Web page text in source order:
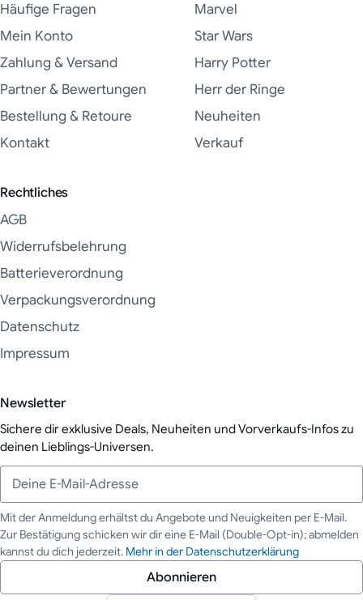
Häufige Fragen
Mein Konto
Zahlung & Versand
Partner & Bewertungen
Bestellung & Retoure
Kontakt
Marvel
Star Wars
Harry Potter
Herr der Ringe
Neuheiten
Verkauf
Rechtliches
AGB
Widerrufsbelehrung
Batterieverordnung
Verpackungsverordnung
Datenschutz
Impressum
Newsletter
Sichere dir exklusive Deals, Neuheiten und Vorverkaufs-Infos zu
deinen Lieblings-Universen.
Deine E-Mail-Adresse
Mit der Anmeldung erhältst du Angebote und Neuigkeiten per E-Mail.
Zur Bestätigung schicken wir dir eine E-Mail (Double-Opt-in); abmelden
kannst du dich jederzeit. Mehr in der Datenschutzerklärung
Abonnieren